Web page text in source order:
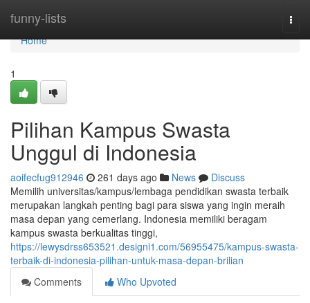
funny-lists
Home
Home
1
Pilihan Kampus Swasta
Unggul di Indonesia
aoifecfug912946 261 days ago News
Discuss
Memilih universitas/kampus/lembaga pendidikan swasta terbaik
merupakan langkah penting bagi para siswa yang ingin meraih
masa depan yang cemerlang. Indonesia memiliki beragam
kampus swasta berkualitas tinggi,
https://lewysdrss653521.designi1.com/56955475/kampus-swasta-
terbaik-di-indonesia-pilihan-untuk-masa-depan-brilian
Comments
Who Upvoted